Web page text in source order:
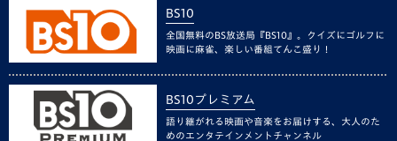
BS10
全国無料のBS放送局『BS10』。クイズにゴルフに
映画に麻雀、楽しい番組てんこ盛り！
BS10プレミアム
語り継がれる映画や音楽をお届けする、大人のた
めのエンタテインメントチャンネル